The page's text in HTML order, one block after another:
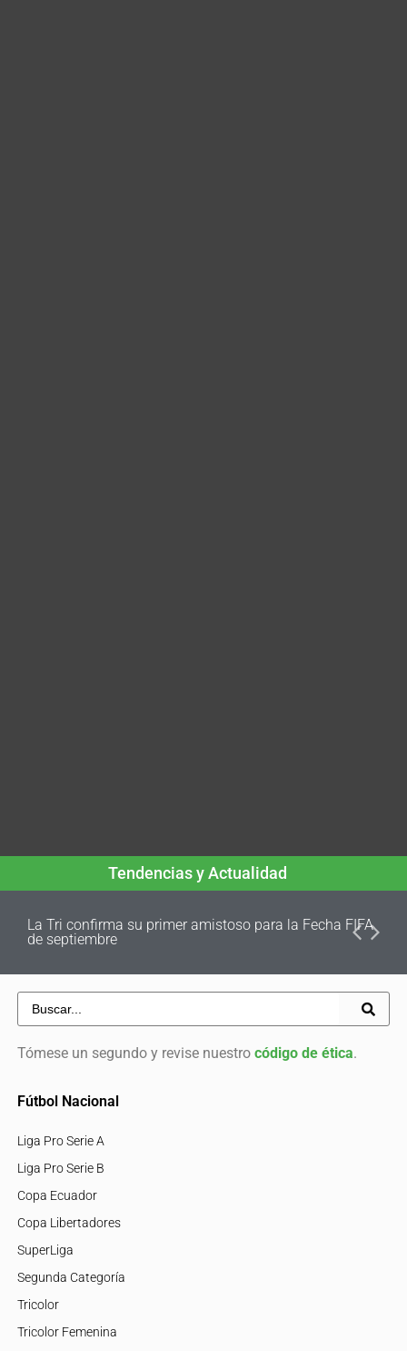
Tendencias y Actualidad
La Tri confirma su primer amistoso para la Fecha FIFA
de septiembre
Tómese un segundo y revise nuestro código de ética.
Fútbol Nacional
Liga Pro Serie A
Liga Pro Serie B
Copa Ecuador
Copa Libertadores
SuperLiga
Segunda Categoría
Tricolor
Tricolor Femenina